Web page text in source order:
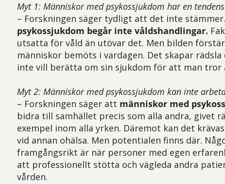
Myt 1: Människor med psykossjukdom har en
– Forskningen säger tydligt att det inte stämmer.
psykossjukdom begår inte våldshandlingar.
utsatta för våld än utövar det. Men bilden
människor bemöts i vardagen. Det skapar
inte vill berätta om sin sjukdom för att man tror
Myt 2: Människor med psykossjukdom kan inte
– Forskningen säger att människor med
bidra till samhället precis som alla andra, givet
exempel inom alla yrken. Däremot kan det
vid annan ohälsa. Men potentialen finns där.
framgångsrikt är när personer med egen
att professionellt stötta och vägleda andra
vården.